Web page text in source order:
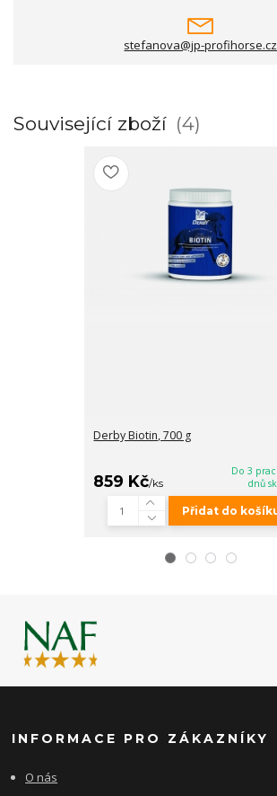
stefanova@jp-profihorse.cz
Související zboží 4
Derby Biotin, 700 g
859 Kč/ks
Do 3
dnů
Přidat do
INFORMACE PRO ZÁKAZNÍKY
O nás